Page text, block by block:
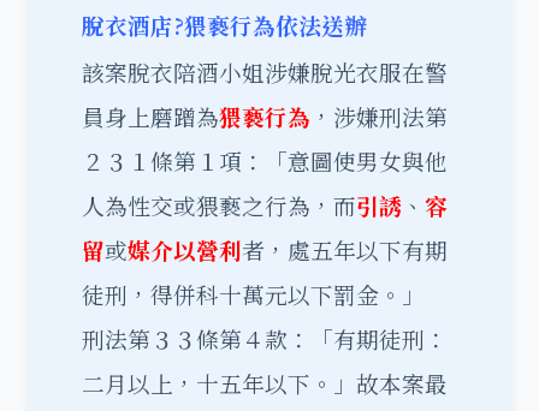
脫衣酒店?猥褻行為依法送辦
該案脫衣陪酒小姐涉嫌脫光衣服在警
員身上磨蹭為猥褻行為 ，涉嫌刑法第
２３１條第１項：「意圖使男女與他
人為性交或猥褻之行為，而引誘 、 容
留或媒介以營利者，處五年以下有期
徒刑，得併科十萬元以下罰金。」
刑法第３３條第４款：「有期徒刑：
二月以上，十五年以下。」故本案最